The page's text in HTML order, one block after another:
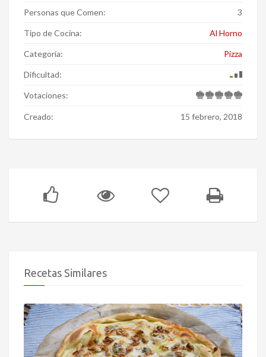
Personas que Comen: 3
Tipo de Cocina: Al Horno
Categoría: Pizza
Dificultad:
Votaciones:
Creado: 15 febrero, 2018
Recetas Similares